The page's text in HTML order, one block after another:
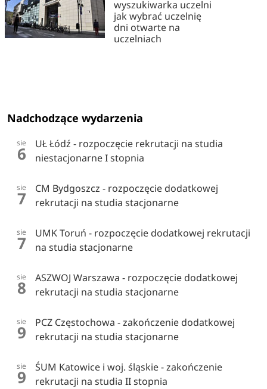
wyszukiwarka uczelni
jak wybrać uczelnię
dni otwarte na
uczelniach
Nadchodzące wydarzenia
sie
6
UŁ Łódź - rozpoczęcie rekrutacji na studia
niestacjonarne I stopnia
sie
7
CM Bydgoszcz - rozpoczęcie dodatkowej
rekrutacji na studia stacjonarne
sie
7
UMK Toruń - rozpoczęcie dodatkowej rekrutacji
na studia stacjonarne
sie
8
ASZWOJ Warszawa - rozpoczęcie dodatkowej
rekrutacji na studia stacjonarne
sie
9
PCZ Częstochowa - zakończenie dodatkowej
rekrutacji na studia stacjonarne
sie
9
ŚUM Katowice i woj. śląskie - zakończenie
rekrutacji na studia II stopnia